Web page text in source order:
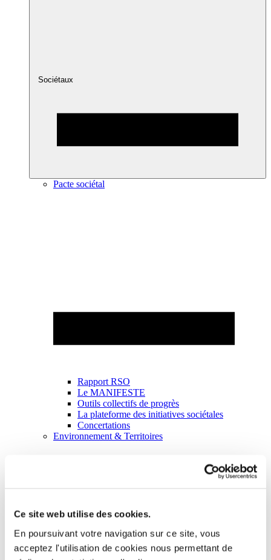
Ce site web utilise des cookies.
En poursuivant votre navigation sur ce site, vous
acceptez l'utilisation de cookies nous permettant de
Sociétaux
Pacte sociétal
Rapport RSO
Le MANIFESTE
Outils collectifs de progrès
La plateforme des initiatives sociétales
Concertations
Environnement & Territoires